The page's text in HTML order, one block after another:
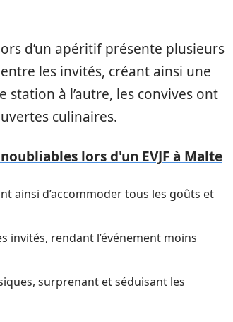
d’un apéritif présente plusieurs
les invités, créant ainsi une
station à l’autre, les convives ont
culinaires.
lors d'un EVJF à Malte
ainsi d’accommoder tous les goûts et
invités, rendant l’événement moins
surprenant et séduisant les